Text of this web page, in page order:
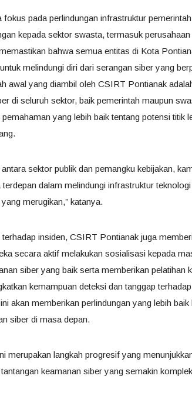
pada perlindungan infrastruktur
kepada sektor swasta, termasuk
bahwa semua entitas di Kota
melindungi diri dari serangan siber yang
awal yang diambil oleh CSIRT Pontianak
di seluruh sektor, baik pemerintah maupun
yang lebih baik tentang potensi titik
sektor publik dan pemangku kebijakan,
dalam melindungi infrastruktur
merugikan,” katanya.
insiden, CSIRT Pontianak juga
secara aktif melakukan sosialisasi kepada
siber yang baik serta memberikan pelatihan
kemampuan deteksi dan tanggap
akan memberikan perlindungan yang lebih
siber di masa depan.
merupakan langkah progresif yang
keamanan siber yang semakin